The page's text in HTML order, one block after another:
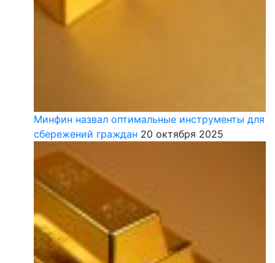
Минфин назвал оптимальные инструменты для
сбережений граждан 20 октября 2025